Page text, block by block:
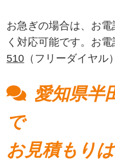
お急ぎの場合は、お
く対応可能です。お
510 （フリーダイヤル
愛知県半
で
お見積もり